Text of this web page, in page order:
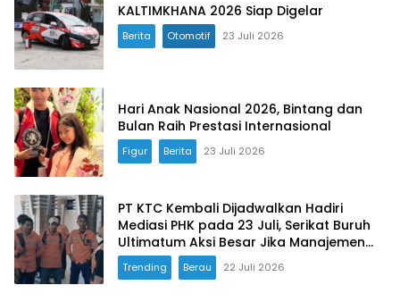
KALTIMKHANA 2026 Siap Digelar
Berita Otomotif 23 Juli 2026
Hari Anak Nasional 2026, Bintang dan
Bulan Raih Prestasi Internasional
Figur Berita 23 Juli 2026
PT KTC Kembali Dijadwalkan Hadiri
Mediasi PHK pada 23 Juli, Serikat Buruh
Ultimatum Aksi Besar Jika Manajemen
Mangkir Lagi
Trending Berau 22 Juli 2026